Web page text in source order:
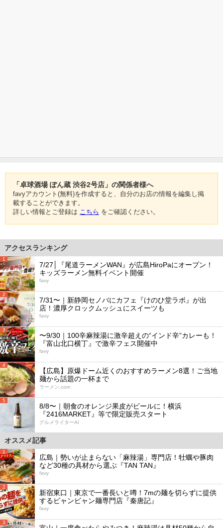
「卓球酒場 ぽん蔵 渋谷2号店」の関係者様へ
favyアカウント(無料)を作成すると、自分のお店の情報を編集し掲
載することができます。
詳しい情報とご登録は こちら をご確認ください。
アクセスランキング
1
7/27│『尾道ラーメンWAN』が広島HiroPaにオープン！
キッズラーメン無料イベント開催
favy
2
7/31〜｜新静岡セノバにカフェ『けのひ堂ラボ』が出
店！濃厚クロックムッシュにスイーツも
favy
3
〜9/30｜100辛麻辣湯に激辛超えの“インド辛”カレーも！
『富山北口横丁』で激辛フェス開催中
favy
4
【広島】原爆ドーム近くのおすすめラーメン8選！ご当地
麺から話題の一杯まで
ラーメン.com
5
8/8〜｜朝食のオレンジ果皮がビールに！横浜
『2416MARKET』等で限定販売スタート
グルメライターAI
オススメ記事
1
広島｜勢いが止まらない「麻辣湯」専門店！牡蠣や豚肉
など30種の具材から選ぶ『TAN TAN』
favy
2
新宿東口｜東京で一番長いと噂！7mの麺を切らずに提供
するビャンビャン麺専門店『秦唐記』
favy
3